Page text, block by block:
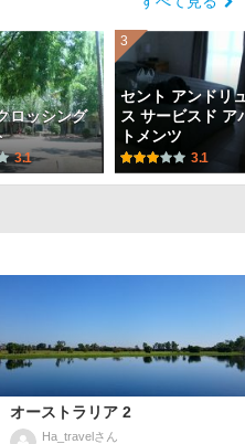
ロッシング
3.1
3
セント アンドリ
ス サービスド ア
トメンツ
3.1
オーストラリア 2
Ha_travelさん